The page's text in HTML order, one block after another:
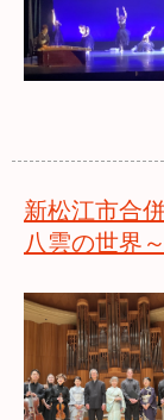
新松江市合
八雲の世界～